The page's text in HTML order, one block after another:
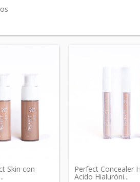
Skin con Perfect Concealer
Acido Hialuróni...